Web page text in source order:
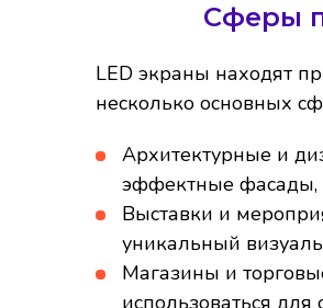
Сферы
LED экраны находят
несколько основных
Архитектурные и
эффектные фасады,
Выставки и
уникальный
Магазины и
использоваться